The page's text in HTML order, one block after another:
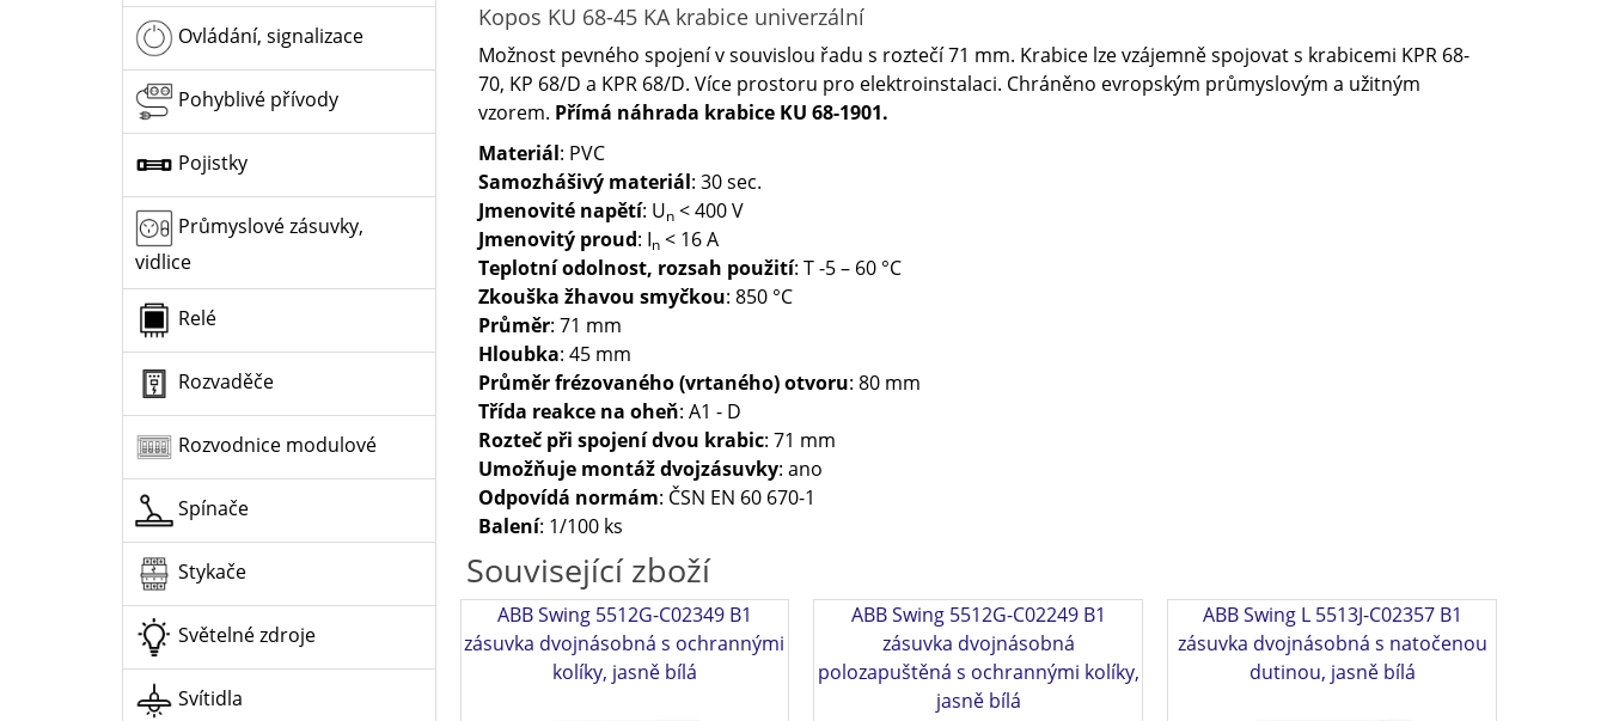
Ovládání, signalizace
Pohyblivé přívody
Pojistky
Průmyslové zásuvky,
vidlice
Relé
Rozvaděče
Rozvodnice modulové
Spínače
Stykače
Světelné zdroje
Svítidla
Kopos KU 68-45 KA krabice univerzální
Možnost pevného spojení v souvislou řadu s roztečí 71 mm. Krabice lze vzájemně spojovat s krabicemi KPR 68-
70, KP 68/D a KPR 68/D. Více prostoru pro elektroinstalaci. Chráněno evropským průmyslovým a užitným
vzorem. Přímá náhrada krabice KU 68-1901.
Materiál: PVC
Samozhášivý materiál: 30 sec.
Jmenovité napětí: Un< 400 V
Jmenovitý proud: In< 16 A
Teplotní odolnost, rozsah použití: T -5 – 60 °C
Zkouška žhavou smyčkou: 850 °C
Průměr: 71 mm
Hloubka: 45 mm
Průměr frézovaného (vrtaného) otvoru: 80 mm
Třída reakce na oheň: A1 - D
Rozteč při spojení dvou krabic: 71 mm
Umožňuje montáž dvojzásuvky: ano
Odpovídá normám: ČSN EN 60 670-1
Balení: 1/100 ks
Související zboží
ABB Swing 5512G-C02349 B1
zásuvka dvojnásobná s ochrannými
kolíky, jasně bílá
ABB Swing 5512G-C02249 B1
zásuvka dvojnásobná
polozapuštěná s ochrannými kolíky,
jasně bílá
ABB Swing L 5513J-C02357 B1
zásuvka dvojnásobná s natočenou
dutinou, jasně bílá